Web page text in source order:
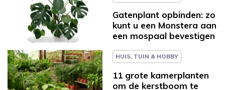
Gatenplant opbinden: zo
kunt u een Monstera aan
een mospaal bevestigen
HUIS, TUIN & HOBBY
11 grote kamerplanten
om de kerstboom te